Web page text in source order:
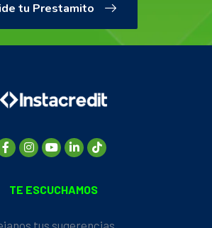
tu Prestamito
TE ESCUCHAMOS
tus sugerencias,